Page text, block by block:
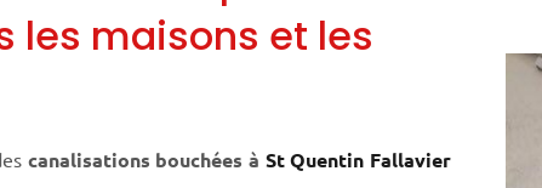
les maisons et les
canalisations bouchées à St Quentin Fallavier